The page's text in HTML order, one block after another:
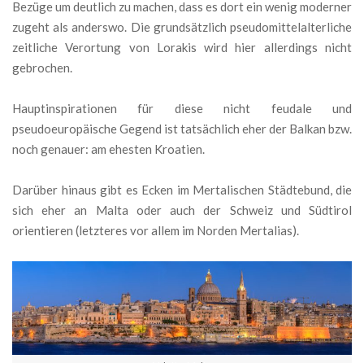
Bezüge um deutlich zu machen, dass es dort ein wenig moderner
zugeht als anderswo. Die grundsätzlich pseudomittelalterliche
zeitliche Verortung von Lorakis wird hier allerdings nicht
gebrochen.
Hauptinspirationen für diese nicht feudale und
pseudoeuropäische Gegend ist tatsächlich eher der Balkan bzw.
noch genauer: am ehesten Kroatien.
Darüber hinaus gibt es Ecken im Mertalischen Städtebund, die
sich eher an Malta oder auch der Schweiz und Südtirol
orientieren (letzteres vor allem im Norden Mertalias).